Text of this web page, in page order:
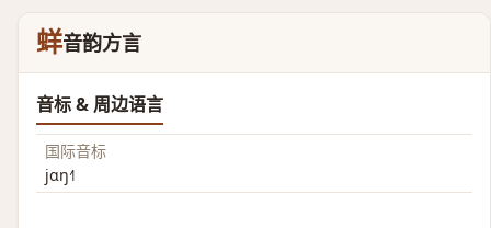
蛘音韵方言
音标 & 周边语言
国际音标
jɑŋ˧˥